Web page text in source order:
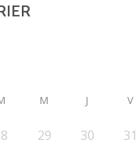
M J V
29 30 31